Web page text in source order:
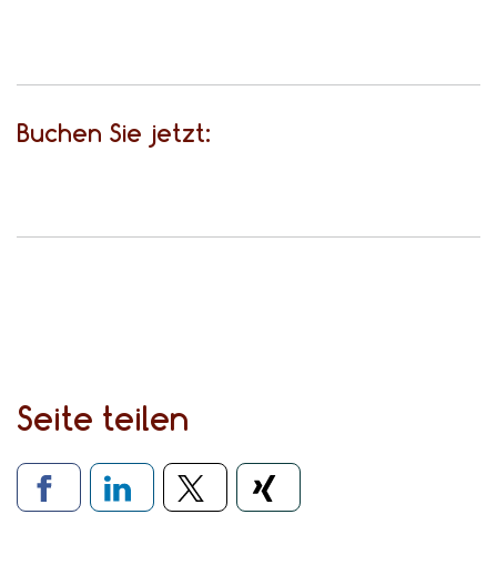
Buchen Sie jetzt:
Seite teilen
Verlinkung zu sozialen Medien